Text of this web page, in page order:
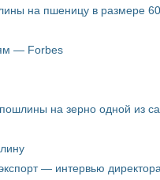
на пшеницу в размере
— Forbes
на зерно одной из
— интервью